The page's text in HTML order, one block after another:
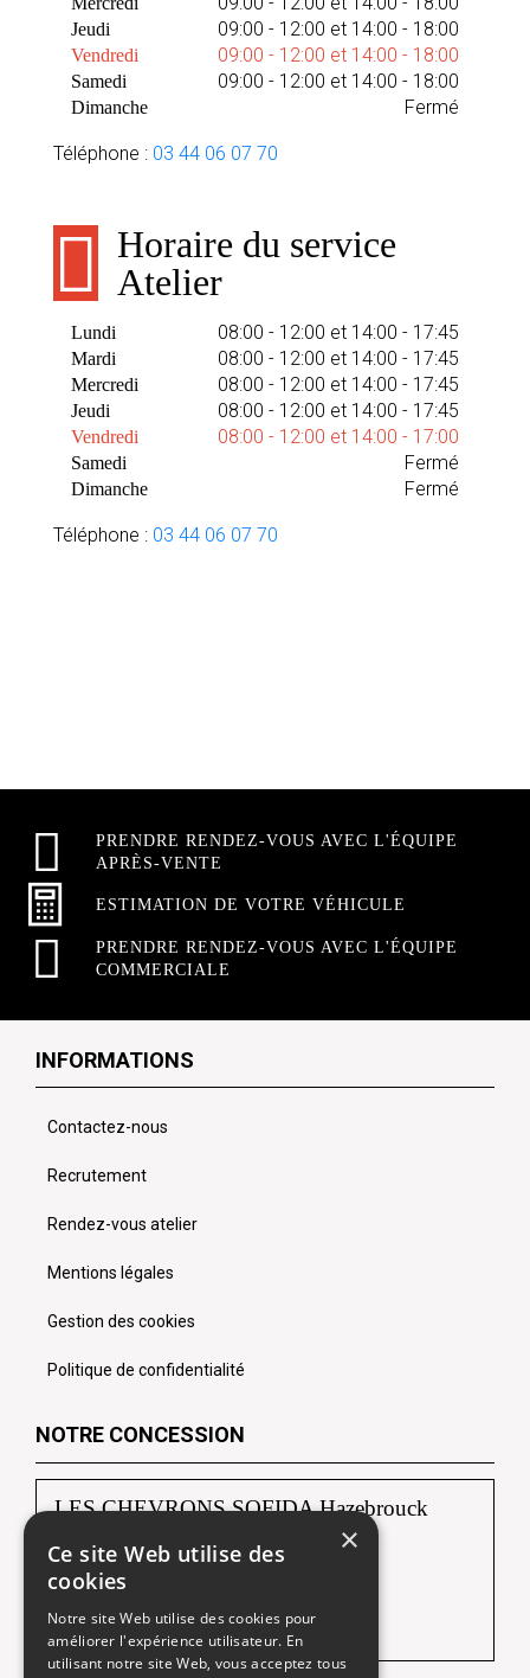
Jeudi 09:00 - 12:00 et 14:00 - 18:00
Vendredi 09:00 - 12:00 et 14:00 - 18:00
Samedi 09:00 - 12:00 et 14:00 - 18:00
Dimanche Fermé
Téléphone : 03 44 06 07 70
Horaire du service
Atelier
Lundi 08:00 - 12:00 et 14:00 - 17:45
Mardi 08:00 - 12:00 et 14:00 - 17:45
Mercredi 08:00 - 12:00 et 14:00 - 17:45
Jeudi 08:00 - 12:00 et 14:00 - 17:45
Vendredi 08:00 - 12:00 et 14:00 - 17:00
Samedi Fermé
Dimanche Fermé
Téléphone : 03 44 06 07 70
PRENDRE RENDEZ-VOUS AVEC L'ÉQUIPE
APRÈS-VENTE
ESTIMATION DE VOTRE VÉHICULE
PRENDRE RENDEZ-VOUS AVEC L'ÉQUIPE
COMMERCIALE
INFORMATIONS
Contactez-nous
Recrutement
Rendez-vous atelier
Mentions légales
Gestion des cookies
Politique de confidentialité
NOTRE CONCESSION
LES CHEVRONS SOFIDA Hazebrouck
88, route de Borre
59190 HAZEBROUCK
Tél : 03 28 42 92 92
×
Ce site Web utilise des
cookies
Notre site Web utilise des cookies pour
améliorer l'expérience utilisateur. En
utilisant notre site Web, vous acceptez tous